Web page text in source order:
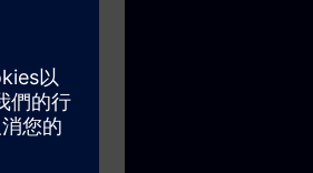
e
S7 con i